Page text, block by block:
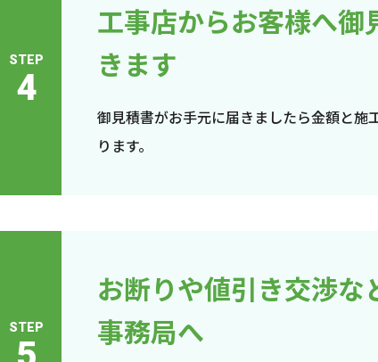
STEP
4
工事店からお客様へ
きます
御見積書がお手元に届きましたら金額と施
ります。
STEP
お断りや値引き交渉な
事務局へ